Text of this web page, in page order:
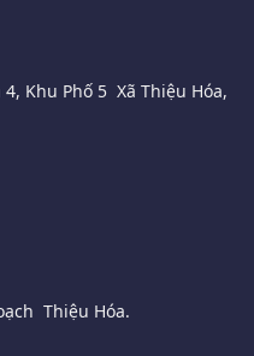
Khu Phố 5 Xã Thiệu Hóa,
Thiệu Hóa.